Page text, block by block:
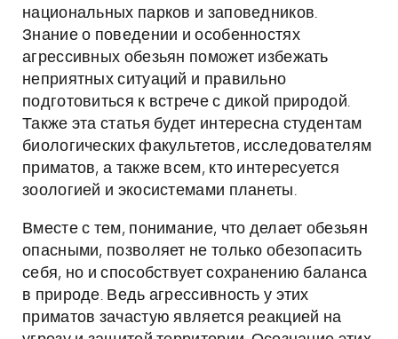
национальных парков и заповедников.
Знание о поведении и особенностях
агрессивных обезьян поможет избежать
неприятных ситуаций и правильно
подготовиться к встрече с дикой природой.
Также эта статья будет интересна студентам
биологических факультетов, исследователям
приматов, а также всем, кто интересуется
зоологией и экосистемами планеты.
Вместе с тем, понимание, что делает обезьян
опасными, позволяет не только обезопасить
себя, но и способствует сохранению баланса
в природе. Ведь агрессивность у этих
приматов зачастую является реакцией на